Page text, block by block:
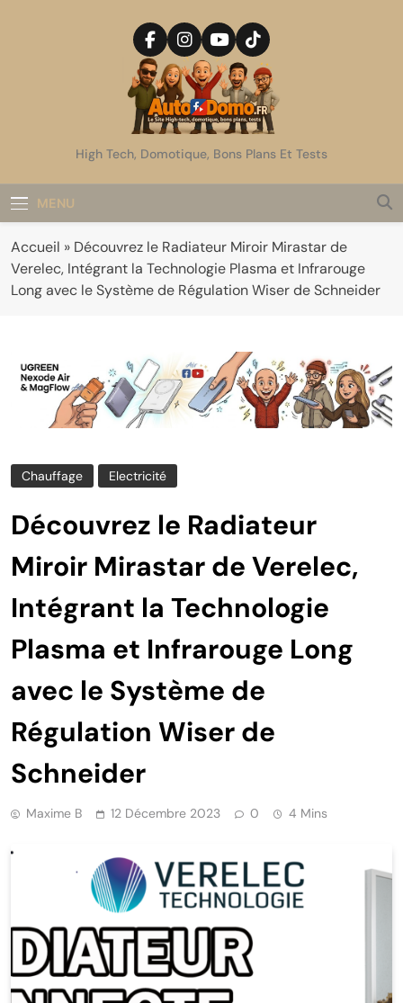
AutoDomo
High Tech, Domotique, Bons Plans Et Tests
MENU
Accueil » Découvrez le Radiateur Miroir Mirastar de
Verelec, Intégrant la Technologie Plasma et Infrarouge
Long avec le Système de Régulation Wiser de Schneider
Chauffage Electricité
Découvrez le Radiateur
Miroir Mirastar de Verelec,
Intégrant la Technologie
Plasma et Infrarouge Long
avec le Système de
Régulation Wiser de
Schneider
Maxime B 12 Décembre 2023 0 4 Mins